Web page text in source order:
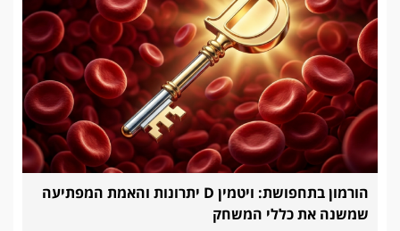
הורמון בתחפושת: ויטמין D יתרונות והאמת המפתיעה
שמשנה את כללי המשחק